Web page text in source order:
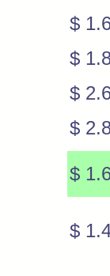
$
$
$
$
$
$